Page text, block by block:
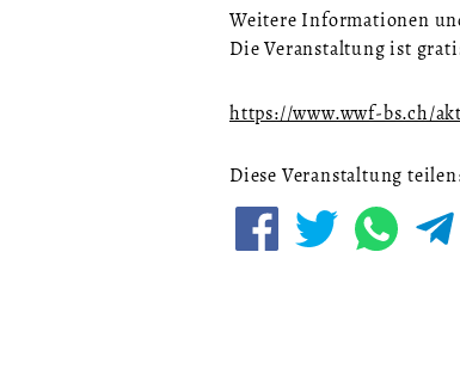
Weitere Informationen
Die Veranstaltung ist
https://www.wwf-bs.ch/
Diese Veranstaltung